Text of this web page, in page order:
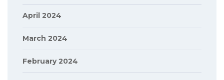
April 2024
March 2024
February 2024